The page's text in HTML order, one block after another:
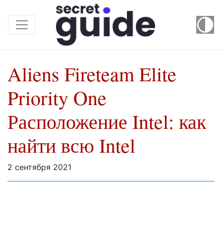
Aliens Fireteam Elite
Priority One
Расположение Intel: как
найти всю Intel
2 сентября 2021